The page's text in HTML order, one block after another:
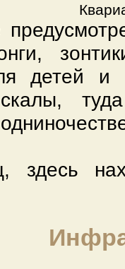
детей
здесь